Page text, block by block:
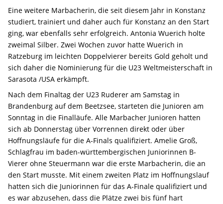
Eine weitere Marbacherin, die seit diesem Jahr in Konstanz
studiert, trainiert und daher auch für Konstanz an den Start
ging, war ebenfalls sehr erfolgreich. Antonia Wuerich holte
zweimal Silber. Zwei Wochen zuvor hatte Wuerich in
Ratzeburg im leichten Doppelvierer bereits Gold geholt und
sich daher die Nominierung für die U23 Weltmeisterschaft in
Sarasota /USA erkämpft.
Nach dem Finaltag der U23 Ruderer am Samstag in
Brandenburg auf dem Beetzsee, starteten die Junioren am
Sonntag in die Finalläufe. Alle Marbacher Junioren hatten
sich ab Donnerstag über Vorrennen direkt oder über
Hoffnungsläufe für die A-Finals qualifiziert. Amelie Groß,
Schlagfrau im baden-württembergischen Juniorinnen B-
Vierer ohne Steuermann war die erste Marbacherin, die an
den Start musste. Mit einem zweiten Platz im Hoffnungslauf
hatten sich die Juniorinnen für das A-Finale qualifiziert und
es war abzusehen, dass die Plätze zwei bis fünf hart